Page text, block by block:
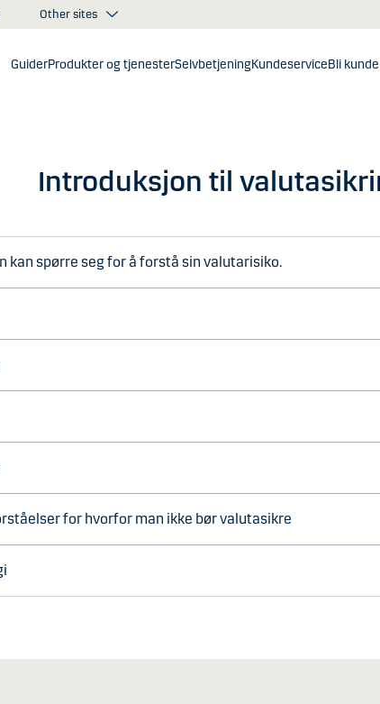
Other sites
GuiderProdukter og tjenesterSelvbetjeningKundeserviceBli kunde
Introduksjon til
kan spørre seg for å forstå sin valutarisiko.
misforståelser for hvorfor man ikke bør valutasikre